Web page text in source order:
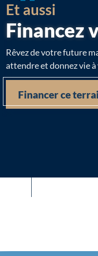
Et aussi
Financez
Rêvez de votre future
attendre et donnez vie
Financer ce